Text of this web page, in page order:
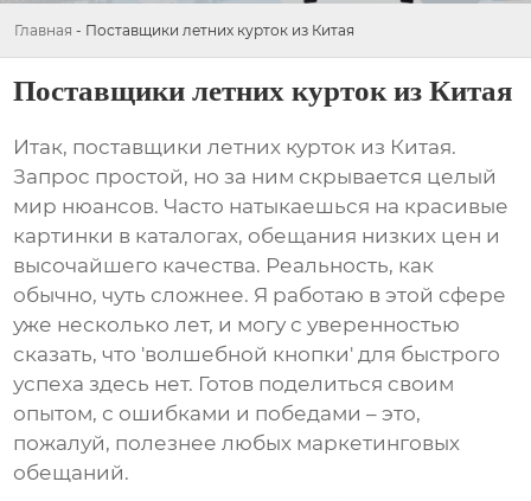
Главная - Поставщики летних курток из Китая
Поставщики летних курток из Китая
Итак, поставщики летних курток из Китая.
Запрос простой, но за ним скрывается целый
мир нюансов. Часто натыкаешься на красивые
картинки в каталогах, обещания низких цен и
высочайшего качества. Реальность, как
обычно, чуть сложнее. Я работаю в этой сфере
уже несколько лет, и могу с уверенностью
сказать, что 'волшебной кнопки' для быстрого
успеха здесь нет. Готов поделиться своим
опытом, с ошибками и победами – это,
пожалуй, полезнее любых маркетинговых
обещаний.